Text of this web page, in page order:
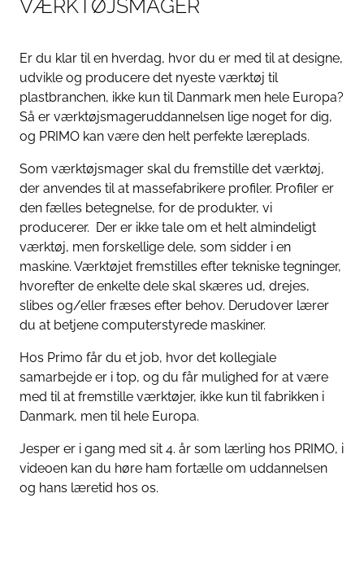
VÆRK ØJSMAGER
Er du klar til en hverdag, hvor du er med til at designe,
udvikle og producere det nyeste værktøj til
plastbranchen, ikke kun til Danmark men hele Europa?
Så er værktøjsmageruddannelsen lige noget for dig,
og PRIMO kan være den helt perfekte læreplads.
Som værktøjsmager skal du fremstille det værktøj,
der anvendes til at massefabrikere profiler. Profiler er
den fælles betegnelse, for de produkter, vi
producerer. Der er ikke tale om et helt almindeligt
værktøj, men forskellige dele, som sidder i en
maskine. Værktøjet fremstilles efter tekniske tegninger,
hvorefter de enkelte dele skal skæres ud, drejes,
slibes og/eller fræses efter behov. Derudover lærer
du at betjene computerstyrede maskiner.
Hos Primo får du et job, hvor det kollegiale
samarbejde er i top, og du får mulighed for at være
med til at fremstille værktøjer, ikke kun til fabrikken i
Danmark, men til hele Europa.
Jesper er i gang med sit 4. år som lærling hos PRIMO, i
videoen kan du høre ham fortælle om uddannelsen
og hans læretid hos os.